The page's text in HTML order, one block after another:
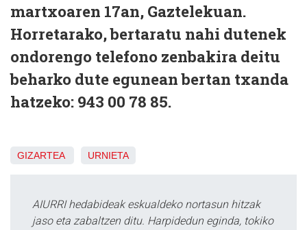
martxoaren 17an, Gaztelekuan.
Horretarako, bertaratu nahi dutenek
ondorengo telefono zenbakira deitu
beharko dute egunean bertan txanda
hatzeko: 943 00 78 85.
GIZARTEA URNIETA
AIURRI hedabideak eskualdeko nortasun hitzak
jaso eta zabaltzen ditu. Harpidedun eginda, tokiko